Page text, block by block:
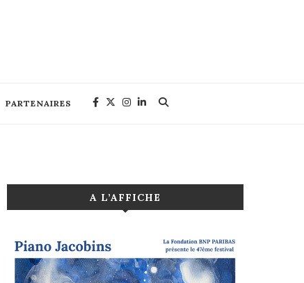
PARTENAIRES
A L’AFFICHE